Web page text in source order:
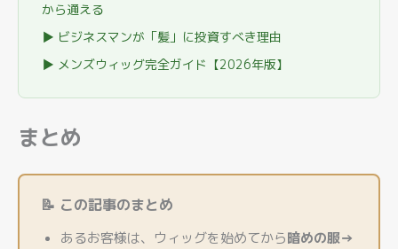
から通える
▶ ビジネスマンが「髪」に投資すべき理由
▶ メンズウィッグ完全ガイド【2026年版】
まとめ
📝 この記事のまとめ
あるお客様は、ウィッグを始めてから暗めの服→